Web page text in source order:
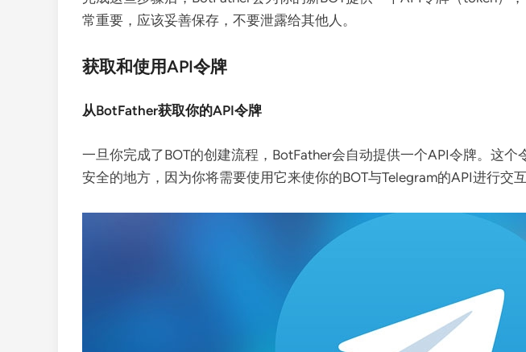
常重要，应该妥善保存，不要泄露给其他人。
获取和使用API令牌
从BotFather获取你的API令牌
一旦你完成了BOT的创建流程，BotFather会自动提供一个API令牌。这
安全的地方，因为你将需要使用它来使你的BOT与Telegram的API进行交互